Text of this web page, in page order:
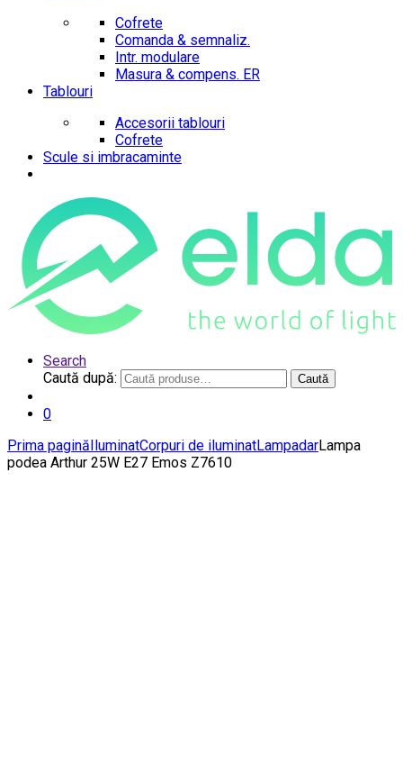
Cofrete
Comanda & semnaliz.
Intr. modulare
Masura & compens. ER
Tablouri
Accesorii tablouri
Cofrete
Scule si imbracaminte
Search
Caută după:
Caută
0
Prima paginăIluminatCorpuri de iluminatLampadarLampa
podea Arthur 25W E27 Emos Z7610